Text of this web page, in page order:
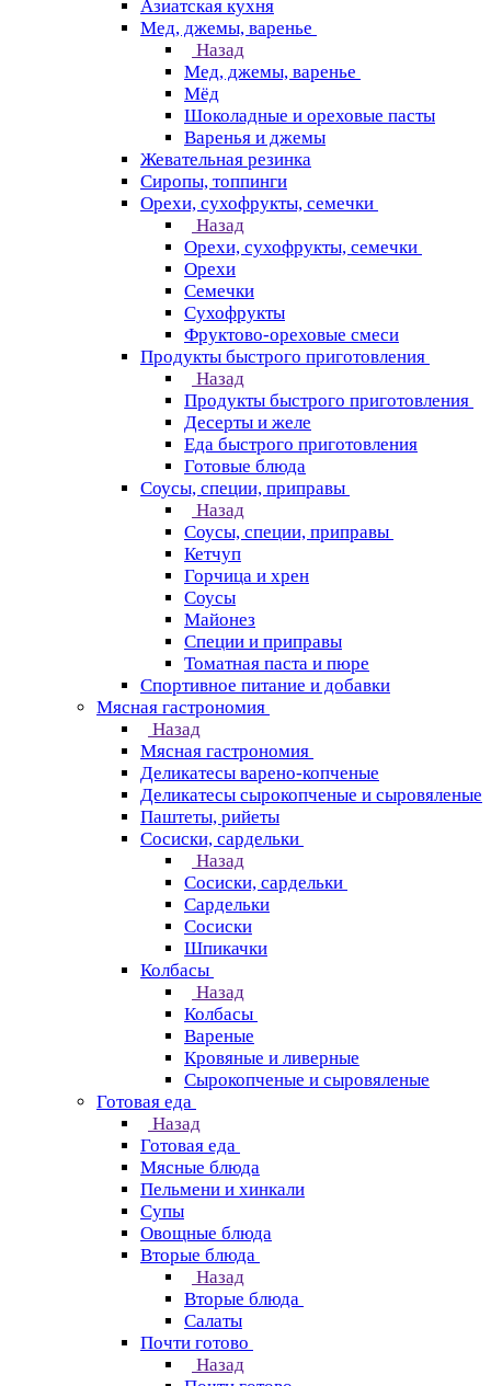
Азиатская кухня
Мед, джемы, варенье
Назад
Мед, джемы, варенье
Мёд
Шоколадные и ореховые пасты
Варенья и джемы
Жевательная резинка
Сиропы, топпинги
Орехи, сухофрукты, семечки
Назад
Орехи, сухофрукты, семечки
Орехи
Семечки
Сухофрукты
Фруктово-ореховые смеси
Продукты быстрого приготовления
Назад
Продукты быстрого приготовления
Десерты и желе
Еда быстрого приготовления
Готовые блюда
Соусы, специи, приправы
Назад
Соусы, специи, приправы
Кетчуп
Горчица и хрен
Соусы
Майонез
Специи и приправы
Томатная паста и пюре
Спортивное питание и добавки
Мясная гастрономия
Назад
Мясная гастрономия
Деликатесы варено-копченые
Деликатесы сырокопченые и сыровяленые
Паштеты, рийеты
Сосиски, сардельки
Назад
Сосиски, сардельки
Сардельки
Сосиски
Шпикачки
Колбасы
Назад
Колбасы
Вареные
Кровяные и ливерные
Сырокопченые и сыровяленые
Готовая еда
Назад
Готовая еда
Мясные блюда
Пельмени и хинкали
Супы
Овощные блюда
Вторые блюда
Назад
Вторые блюда
Салаты
Почти готово
Назад